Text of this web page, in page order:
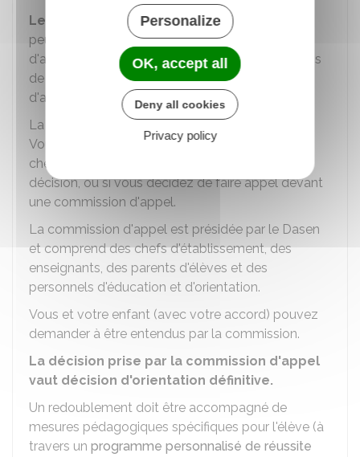
Le redoublement doit être exceptionnel.
peut être prononcé lorsqu'un dispositif
d'accompagnement pédagogique n'a pas permis
de mettre fin aux difficultés importantes
d'apprentissage de votre enfant.
La décision de redoublement vous est
Vous avez 3
jours ouvrablespour faire savoir au
chef d'établissement si vous acceptez cette
décision, ou si vous décidez de faire appel devant
une commission d'appel.
La commission d'appel est présidée par le Dasen
et comprend des chefs d'établissement, des
enseignants, des parents d'élèves et des
personnels d'éducation et d'orientation.
Vous et votre enfant (avec votre accord) pouvez
demander à être entendus par la commission.
La décision prise par la commission d'appel
vaut décision d'orientation définitive.
Un redoublement doit être accompagné de
mesures pédagogiques spécifiques pour l'élève (à
travers un programme personnalisé de réussite
Personalize
OK, accept all
Deny all cookies
Privacy policy